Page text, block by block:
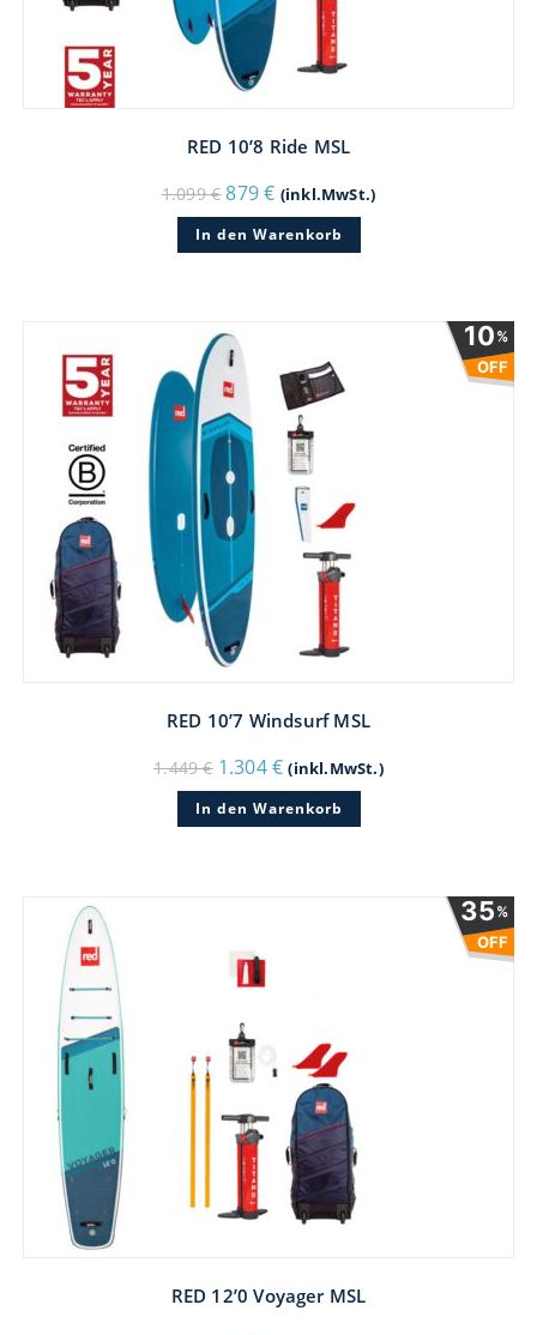
RED 10’8 Ride MSL
1.099€ Ursprünglicher
Preis
war:
1.099 €
879€Aktueller
Preis
ist:
879 €.
(inkl.MwSt.)
In den Warenkorb
10%
OFF
RED 10’7 Windsurf MSL
1.449€ Ursprünglicher
Preis
war:
1.449 €
1.304€Aktueller
Preis
ist:
1.304 €.
(inkl.MwSt.)
In den Warenkorb
35%
OFF
RED 12’0 Voyager MSL